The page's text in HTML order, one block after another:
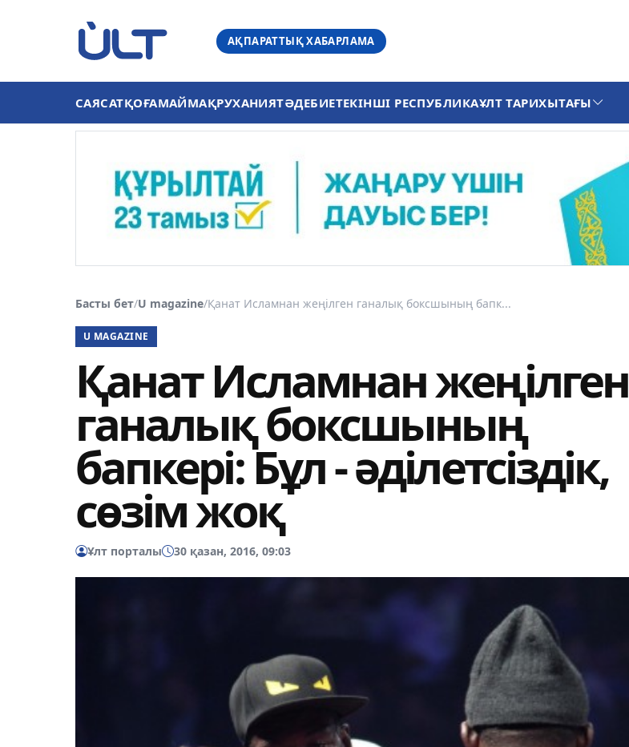
АҚПАРАТТЫҚ ХАБАРЛАМА
САЯСАТҚОҒАМАЙМАҚРУХАНИЯТӘДЕБИЕТЕКІНШІ РЕСПУБЛИКАҰЛТ ТАРИХЫТАҒЫ
Басты бет/U magazine/Қанат Исламнан жеңілген ганалық боксшының бапк...
U MAGAZINE
Қанат Исламнан жеңілген
ганалық боксшының
бапкері: Бұл - әділетсіздік,
сөзім жоқ
Ұлт порталы 30 қазан, 2016, 09:03